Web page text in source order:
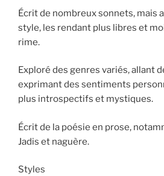
Écrit de nombreux sonnets, mais
style, les rendant plus libres et
rime.
Exploré des genres variés, allant
exprimant des sentiments
plus introspectifs et mystiques.
Écrit de la poésie en prose,
Jadis et naguère.
Styles